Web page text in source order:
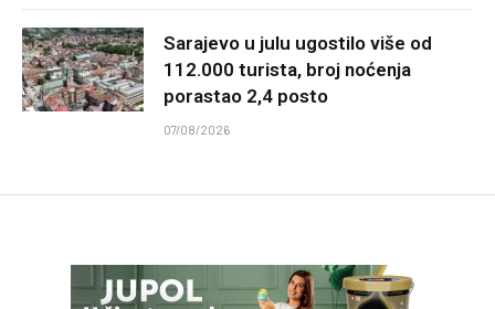
Sarajevo u julu ugostilo više od
112.000 turista, broj noćenja
porastao 2,4 posto
07/08/2026